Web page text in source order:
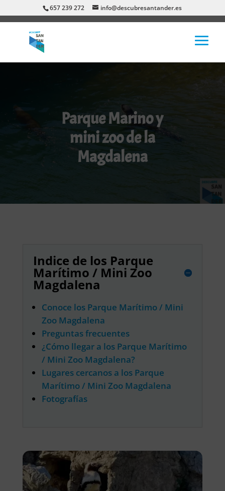
657 239 272 info@descubresantander.es
Parque Marino y
mini zoo de la
Magdalena
Indice de los Parque
Marítimo / Mini Zoo
Magdalena
Conoce los Parque Marítimo / Mini
Zoo Magdalena
Preguntas frecuentes
¿Cómo llegar a los Parque Marítimo
/ Mini Zoo Magdalena?
Lugares cercanos a los Parque
Marítimo / Mini Zoo Magdalena
Fotografías